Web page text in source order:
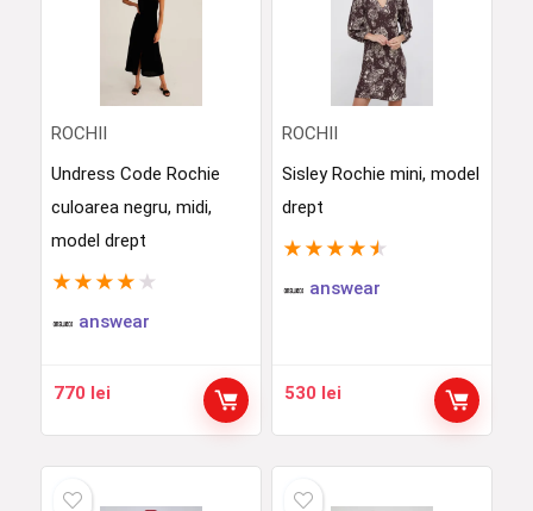
ROCHII
Undress Code Rochie
culoarea negru, midi,
model drept
★ ★ ★ ★ ★
answear
770 lei
ROCHII
Sisley Rochie mini, model
drept
★ ★ ★ ★ ★
answear
530 lei